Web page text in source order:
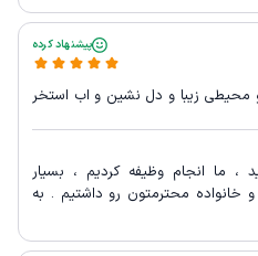
پیشنهاد کرده
محیطی زیبا و دل نشین و اب استخر
، ما انجام وظیفه کردیم ، بسیار
خانواده محترمتون رو داشتیم . به